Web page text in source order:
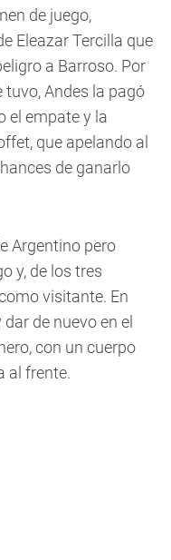
de juego,
Eleazar Tercilla que
a Barroso. Por
Andes la pagó
el empate y la
que apelando al
de ganarlo
Argentino pero
y, de los tres
visitante. En
de nuevo en el
con un cuerpo
al frente.